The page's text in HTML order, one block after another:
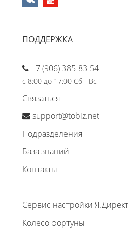
ПОДДЕРЖКА
+7 (906) 385-83-54
с 8:00 до 17:00 Сб - Вс
Связаться
support@tobiz.net
Подразделения
База знаний
Контакты
Сервис настройки Я.Директ
Колесо фортуны